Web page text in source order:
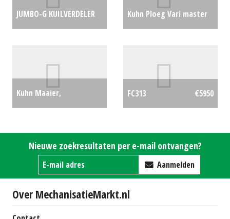
JUMBO-G KUILVERDELER
Kuhn Ploeg Vari master
Kuhn Maaier,
(MG) #25919
€0
FC313 €5950
Nieuwe zoekresultaten per e-mail ontvangen?
Aanmelden
Over MechanisatieMarkt.nl